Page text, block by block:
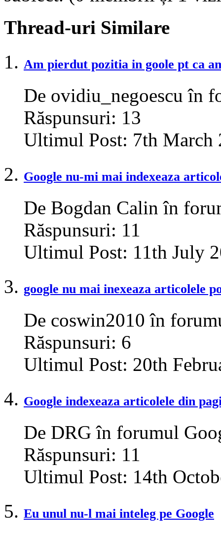
Thread-uri Similare
Am pierdut pozitia in goole pt ca
De ovidiu_negoescu în
Răspunsuri: 13
Ultimul Post: 7th March
Google nu-mi mai indexeaza
De Bogdan Calin în
Răspunsuri: 11
Ultimul Post: 11th July
google nu mai inexeaza articolele
De coswin2010 în
Răspunsuri: 6
Ultimul Post: 20th
Google indexeaza articolele din
De DRG în forumul
Răspunsuri: 11
Ultimul Post: 14th
Eu unul nu-l mai inteleg pe Google